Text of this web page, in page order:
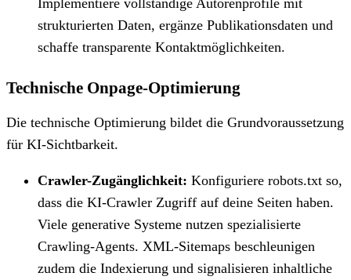
strukturierten Daten, ergänze Publikationsdaten und
schaffe transparente Kontaktmöglichkeiten.
Technische Onpage-Optimierung
Die technische Optimierung bildet die Grundvoraussetzung
für KI-Sichtbarkeit.
Crawler-Zugänglichkeit: Konfiguriere robots.txt so,
dass die KI-Crawler Zugriff auf deine Seiten haben.
Viele generative Systeme nutzen spezialisierte
Crawling-Agents. XML-Sitemaps beschleunigen
zudem die Indexierung und signalisieren inhaltliche